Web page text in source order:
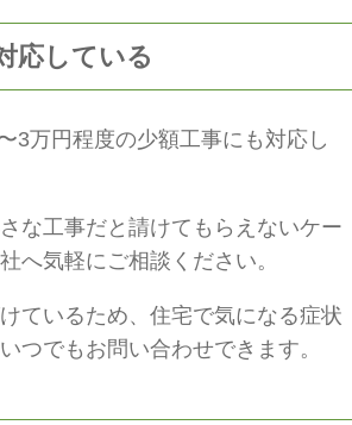
応している
3万円程度の少額工事にも対応し
な工事だと請けてもらえないケー
へ気軽にご相談ください。
ているため、住宅で気になる症状
つでもお問い合わせできます。